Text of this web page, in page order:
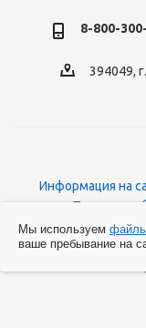
8-800-
394049,
Информация на
Политика
Мы используем
ваше пребывание на